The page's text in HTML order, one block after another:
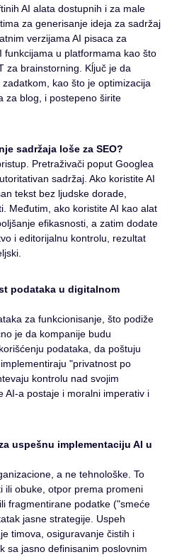
AI alata dostupnih i za male
za generisanje ideja za sadržaj
verzijama AI pisaca za
funkcijama u platformama kao što
za brainstorning. Kĺjuč je da
kao što je optimizacija
za blog, i postepeno širite
sadržaja loše za SEO?
Pretraživači poput Googlea
sadržaj. Ako koristite AI
tekst bez ljudske dorade,
Međutim, ako koristite AI kao alat
efikasnosti, a zatim dodate
i editorijalnu kontrolu, rezultat
podataka u digitalnom
za funkcionisanje, što podiže
je da kompanije budu
podataka, da poštuju
"privatnost po
kontrolu nad svojim
AI-a postaje i moralni imperativ i
uspešnu implementaciju AI u
a ne tehnološke. To
ili obuke, otpor prema promeni
fragmentirane podatke ("smeće
jasne strategije. Uspeh
timova, osiguravanje čistih i
sa jasno definisanim poslovnim